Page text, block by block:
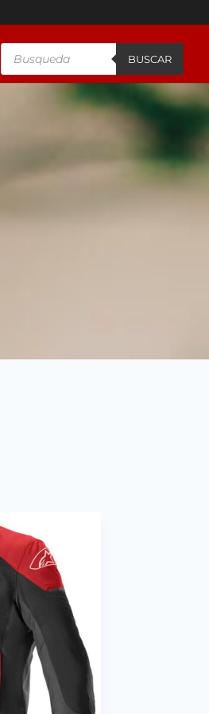
Búsqueda
de
productos
BUSCAR